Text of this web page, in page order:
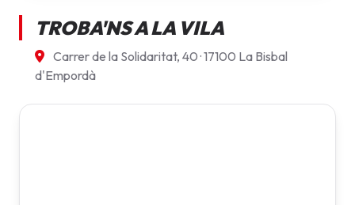
TROBA'NS A LA VILA
Carrer de la Solidaritat, 40 · 17100 La Bisbal
d'Empordà